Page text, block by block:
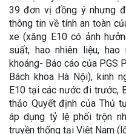
39 đơn vị đồng ý nhưng
thông tin về tính an toàn
xe (xăng E10 có ảnh
suất, hao nhiên liệu,
khoáng- Báo cáo của PGS
Bách khoa Hà Nội), kinh
E10 tại các nước đi trước,
thảo Quyết định của Thủ
áp dụng tỷ lệ phối trộn
truyền thống tại Việt Nam